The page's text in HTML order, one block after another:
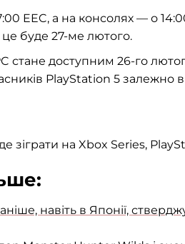
EEC, а на консолях — о
буде 27-ме лютого.
стане доступним 26-го
PlayStation 5 залежно
на Xbox Series,
навіть в Японії,